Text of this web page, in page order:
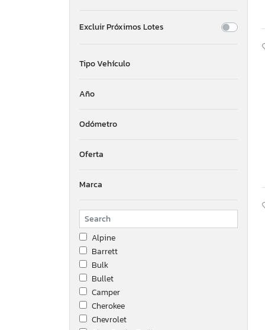
Excluir Próximos Lotes
Tipo Vehículo
Año
Odómetro
Oferta
Marca
Alpine
Barrett
Bulk
Bullet
Camper
Cherokee
Chevrolet